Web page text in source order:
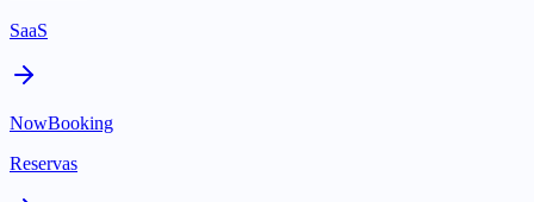
SaaS
NowBooking
Reservas